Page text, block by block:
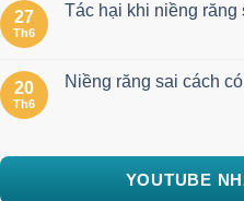
27
Th6
Tác hại khi niềng răng
20
Th6
Niềng răng sai cách
YOUTUBE